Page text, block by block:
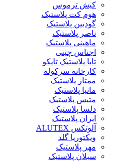
کیش ترموس
هوم کت پلاستیک
گودبین پلاستیک
ناصر پلاستیک
ماهینی پلاستیک
اجناس چینی
تابا پلاستیک تاپکو
کارخانه سرکوله
ممتاز پلاستیک
مانیا پلاستیک
متیس پلاستیک
دلسا پلاستیک
ایران پلاستیک
آلوتکس ALUTEX
ویکتوریا گلد
مهر پلاستیک
سبلان پلاستیک